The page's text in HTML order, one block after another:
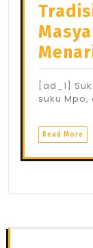
[ad_1]
suku
Read More